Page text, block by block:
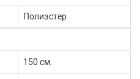
Полиэстер
150 см.